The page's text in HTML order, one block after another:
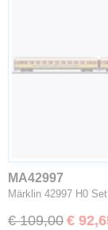
MA42997
Märklin 42997 H0
€ 109,00 €